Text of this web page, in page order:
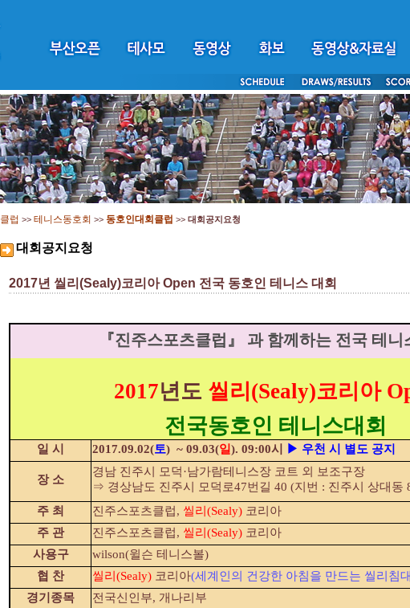
클럽 >> 테니스동호회 >> 동호인대회클럽 >> 대회공지요청
대회공지요청
2017년 씰리(Sealy)코리아 Open 전국 동호인 테니스 대회
『진주스포츠클럽』 과 함께하는 전국 테니
2017년도 씰리(Sealy)코리아
전국동호인 테니스대회
일 시 2017.09.02(토) ~ 09.03(일). 09:00시 ▶ 우천 시 별도 공지
장 소
경남 진주시 모덕·남가람테니스장 코트 외 보조구장
⇒ 경상남도 진주시 모덕로47번길 40 (지번 : 진주시 상대동
주 최
진주스포츠클럽, 씰리(Sealy) 코리아
주 관
진주스포츠클럽, 씰리(Sealy) 코리아
사용구
wilson(윌슨 테니스볼)
협 찬
씰리(Sealy) 코리아(세계인의 건강한 아침을 만드는 씰리침
경기종목
전국신인부, 개나리부